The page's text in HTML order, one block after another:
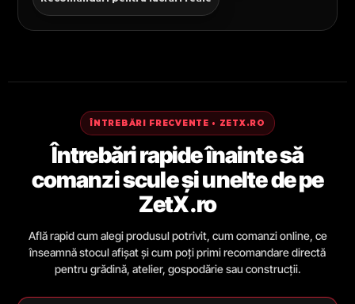
ÎNTREBĂRI FRECVENTE • ZETX.RO
Întrebări rapide înainte să
comanzi scule și unelte de pe
ZetX.ro
Află rapid cum alegi produsul potrivit, cum comanzi online, ce
înseamnă stocul afișat și cum poți primi recomandare directă
pentru grădină, atelier, gospodărie sau construcții.